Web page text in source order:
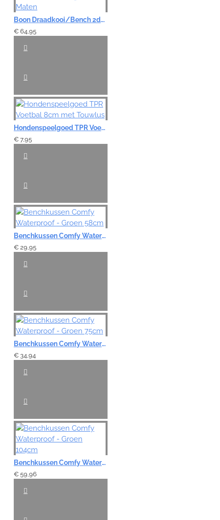
Boon Draadkooi/Bench 2deurs Hamerslag - 5 Maten
€ 64,95
Hondenspeelgoed TPR Voetbal 8cm met Touwlus
€ 7,95
Benchkussen Comfy Waterproof - Groen 58cm
€ 29,95
Benchkussen Comfy Waterproof - Groen 75cm
€ 34,94
Benchkussen Comfy Waterproof - Groen 104cm
€ 59,96